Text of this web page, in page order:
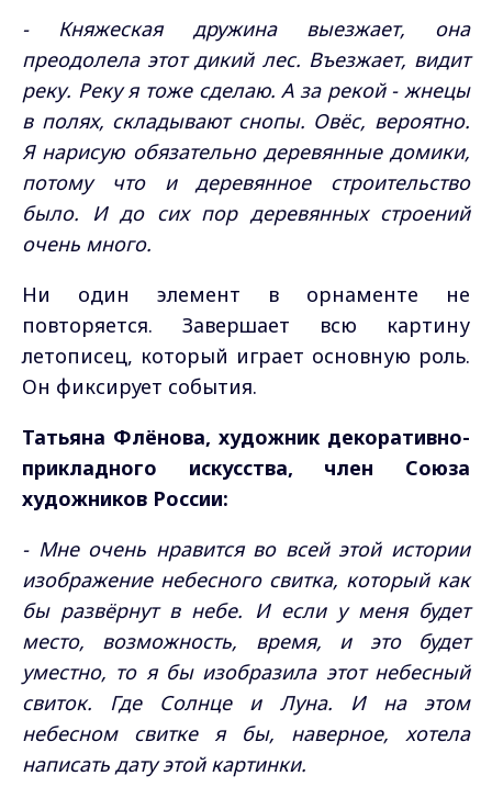
- Княжеская дружина выезжает, она
преодолела этот дикий лес. Въезжает, видит
реку. Реку я тоже сделаю. А за рекой - жнецы
в полях, складывают снопы. Овёс, вероятно.
Я нарисую обязательно деревянные домики,
потому что и деревянное строительство
было. И до сих пор деревянных строений
очень много.
Ни один элемент в орнаменте не
повторяется. Завершает всю картину
летописец, который играет основную роль.
Он фиксирует события.
Татьяна Флёнова, художник декоративно-
прикладного искусства, член Союза
художников России:
- Мне очень нравится во всей этой истории
изображение небесного свитка, который как
бы развёрнут в небе. И если у меня будет
место, возможность, время, и это будет
уместно, то я бы изобразила этот небесный
свиток. Где Солнце и Луна. И на этом
небесном свитке я бы, наверное, хотела
написать дату этой картинки.